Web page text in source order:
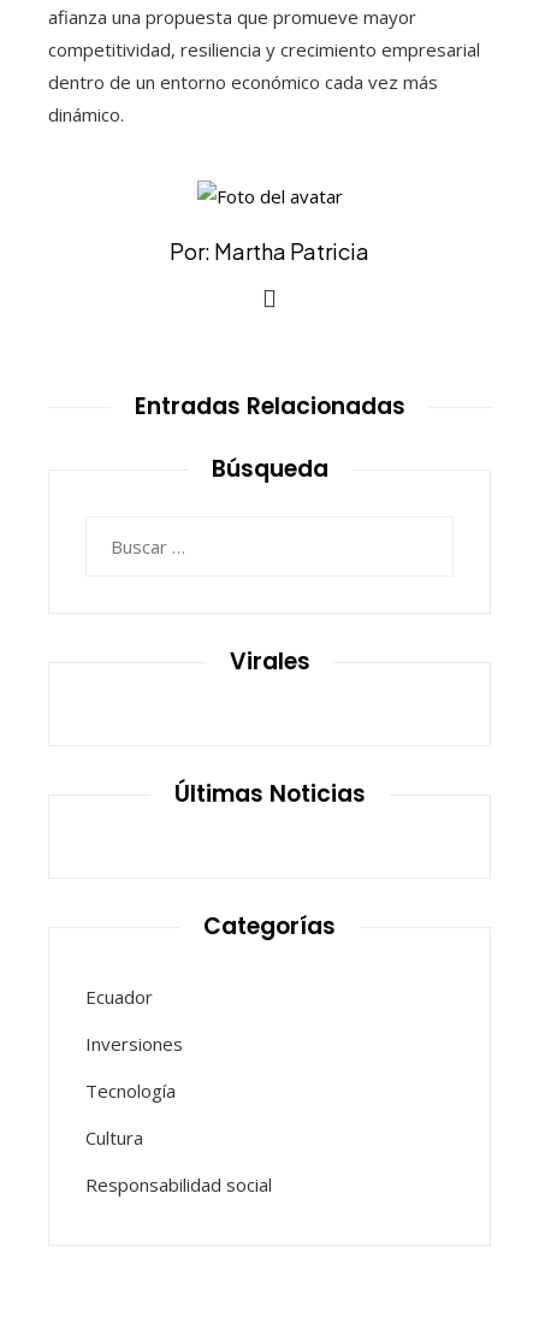
afianza una propuesta que promueve mayor
competitividad, resiliencia y crecimiento empresarial
dentro de un entorno económico cada vez más
dinámico.
Por: Martha Patricia
Entradas Relacionadas
Búsqueda
Virales
Últimas Noticias
Categorías
Ecuador
Inversiones
Tecnología
Cultura
Responsabilidad social